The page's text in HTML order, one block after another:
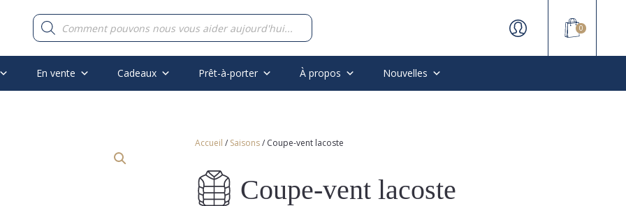
Recherche
de
produits
0
En vente Cadeaux Prêt-à-porter À propos Nouvelles
Accueil / Saisons/ Coupe-vent lacoste
Coupe-vent lacoste